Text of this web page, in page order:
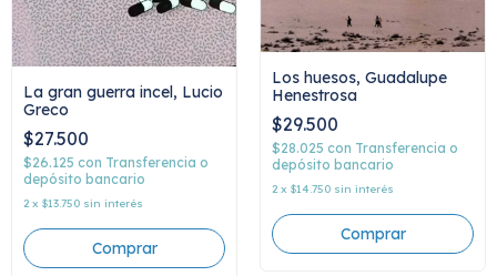
La gran guerra incel, Lucio
Greco
$27.500
$26.125 con Transferencia o
depósito bancario
2 x $13.750 sin interés
Los huesos, Guadalupe
Henestrosa
$29.500
$28.025 con Transferencia o
depósito bancario
2 x $14.750 sin interés